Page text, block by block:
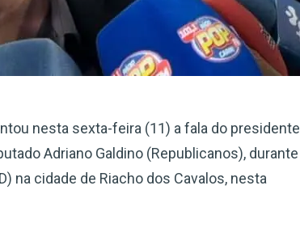
nesta sexta-feira (11) a fala do presidente
Adriano Galdino (Republicanos), durante
na cidade de Riacho dos Cavalos, nesta